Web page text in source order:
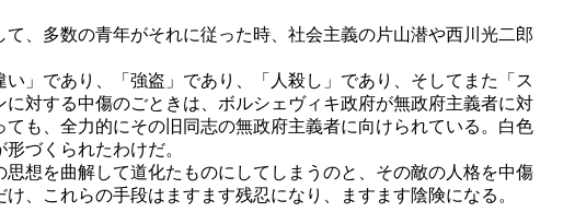
、多数の青年がそれに従った時、社会主義の片山潜や西川光二郎
」であり、「強盗」であり、「人殺し」であり、そしてまた「ス
対する中傷のごときは、ボルシェヴィキ政府が無政府主義者に対
も、全力的にその旧同志の無政府主義者に向けられている。白色
づくられたわけだ。
想を曲解して道化たものにしてしまうのと、その敵の人格を中傷
、これらの手段はますます残忍になり、ますます陰険になる。